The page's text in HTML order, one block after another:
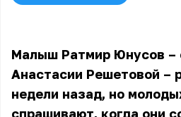
Малыш Ратмир Юнусов –
Анастасии Решетовой –
недели назад, но
спрашивают, когда они